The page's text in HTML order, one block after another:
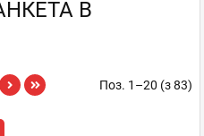
В
Поз. 1–20 (з 83)